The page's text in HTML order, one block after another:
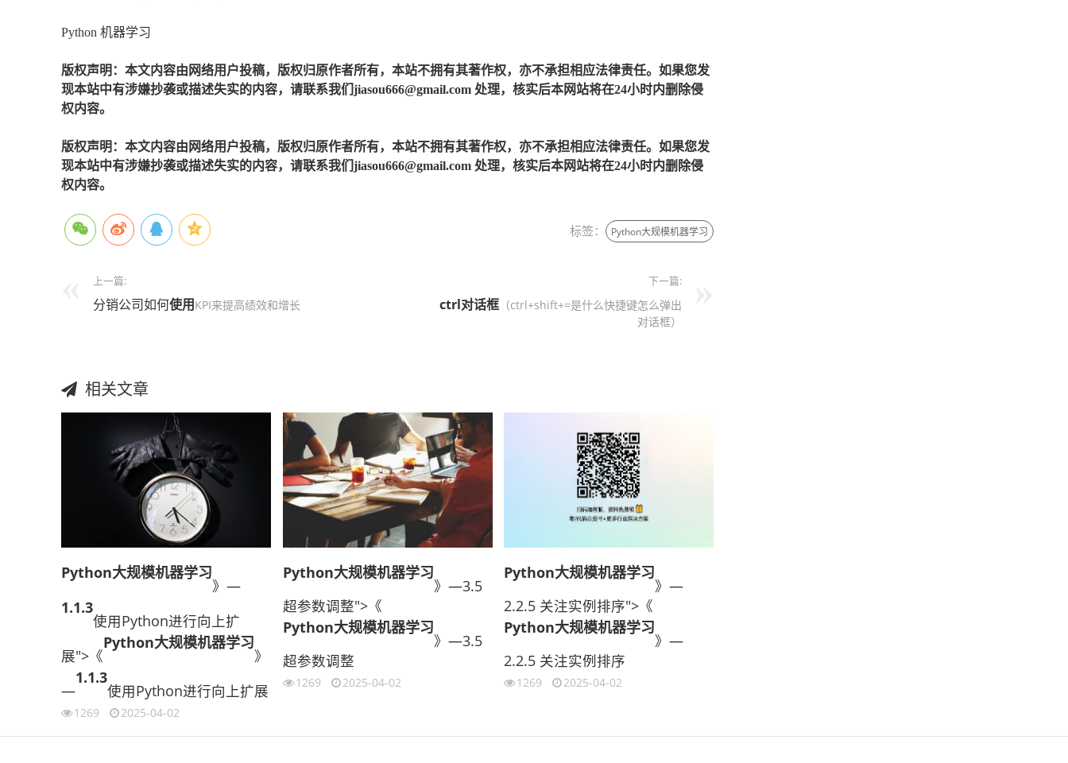
Python 机器学习
版权声明：本文内容由网络用户投稿，版权归原作者所有，本站不拥有其著作权，亦不承担相应法律责任。如果您发
现本站中有涉嫌抄袭或描述失实的内容，请联系我们jiasou666@gmail.com 处理，核实后本网站将在24小时内删除侵
权内容。
版权声明：本文内容由网络用户投稿，版权归原作者所有，本站不拥有其著作权，亦不承担相应法律责任。如果您发
现本站中有涉嫌抄袭或描述失实的内容，请联系我们jiasou666@gmail.com 处理，核实后本网站将在24小时内删除侵
权内容。
标签： Python大规模机器学习
上一篇:
分销公司如何使用KPI来提高绩效和增长
下一篇:
ctrl对话框 （ctrl+shift+=是什么快捷键怎么弹出
对话框）
相关文章
Python大规模机器学习
》—
1.1.3
使用Python进行向上扩
展">《
Python大规模机器学习
》
—
1.1.3
使用Python进行向上扩展
1269 2025-04-02
Python大规模机器学习
》—3.5
超参数调整">《
Python大规模机器学习
》—3.5
超参数调整
1269 2025-04-02
Python大规模机器学习
》—
2.2.5 关注实例排序">《
Python大规模机器学习
》—
2.2.5 关注实例排序
1269 2025-04-02